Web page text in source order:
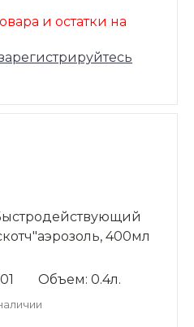
и остатки на
400мл
Объем: 0.4л.